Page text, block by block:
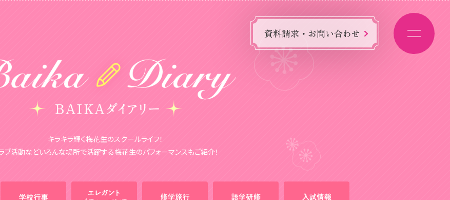
資料請求・お問い合わせ
キラキラ輝く梅花生のスクールライフ！
ブ活動などいろんな場所で活躍する梅花生のパフォーマンスもご紹介！